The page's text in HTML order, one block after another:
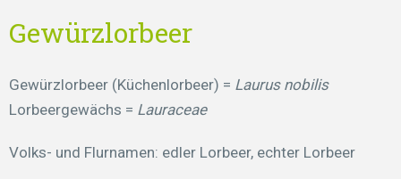
Gewürzlorbeer
Gewürzlorbeer (Küchenlorbeer) = Laurus nobilis
Lorbeergewächs = Lauraceae
Volks- und Flurnamen: edler Lorbeer, echter Lorbeer